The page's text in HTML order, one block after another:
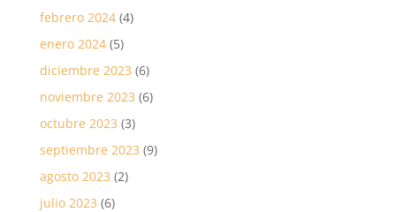
febrero 2024(4)
enero 2024(5)
diciembre 2023 (6)
noviembre 2023 (6)
octubre 2023 (3)
septiembre 2023 (9)
agosto 2023 (2)
julio 2023 (6)